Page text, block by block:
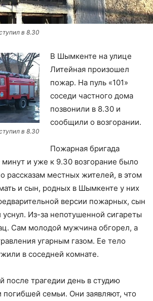
в 8.30
в 8.30
В Шымкенте на улице
Литейная произошел
пожар. На пуль «101»
соседи частного дома
позвонили в 8.30 и
сообщили о возгорании.
Пожарная бригада
и уже к 9.30 возгорание было
рассказам местных жителей, в этом
и сын, родных в Шымкенте у них
версии пожарных, сын
уснул. Из-за непотушенной сигареты
Сам молодой мужчина обгорел, а
угарным газом. Ее тело
в соседней комнате.
после трагедии день в студию
погибшей семьи. Они заявляют, что